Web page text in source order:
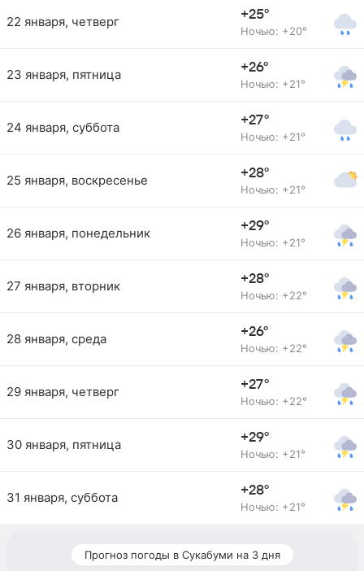
22 января, четверг +25°
Ночью: +20°
23 января, пятница +26°
Ночью: +21°
24 января, суббота +27°
Ночью: +21°
25 января, воскресенье +28°
Ночью: +21°
26 января, понедельник +29°
Ночью: +21°
27 января, вторник +28°
Ночью: +22°
28 января, среда +26°
Ночью: +22°
29 января, четверг +27°
Ночью: +22°
30 января, пятница +29°
Ночью: +21°
31 января, суббота +28°
Ночью: +21°
Прогноз погоды в Сукабуми на 3 дня